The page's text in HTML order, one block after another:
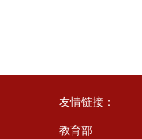
友情链接：
教育部